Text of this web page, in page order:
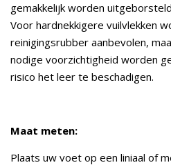
gemakkelijk worden
Voor hardnekkigere vuilvlekken
reinigingsrubber aanbevolen,
nodige voorzichtigheid worden
risico het leer te beschadigen.
Maat meten:
Plaats uw voet op een liniaal of